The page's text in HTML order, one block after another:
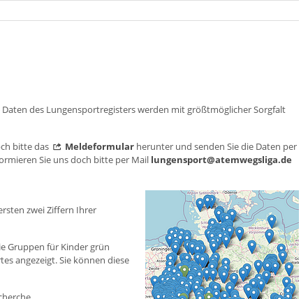
des Lungensportregisters werden mit größtmöglicher Sorgfalt
bitte das
Meldeformular herunter und senden Sie die Daten per
Sie uns doch bitte per Mail lungensport@atemwegsliga.de
zwei Ziffern Ihrer
Gruppen für Kinder grün
angezeigt. Sie können diese